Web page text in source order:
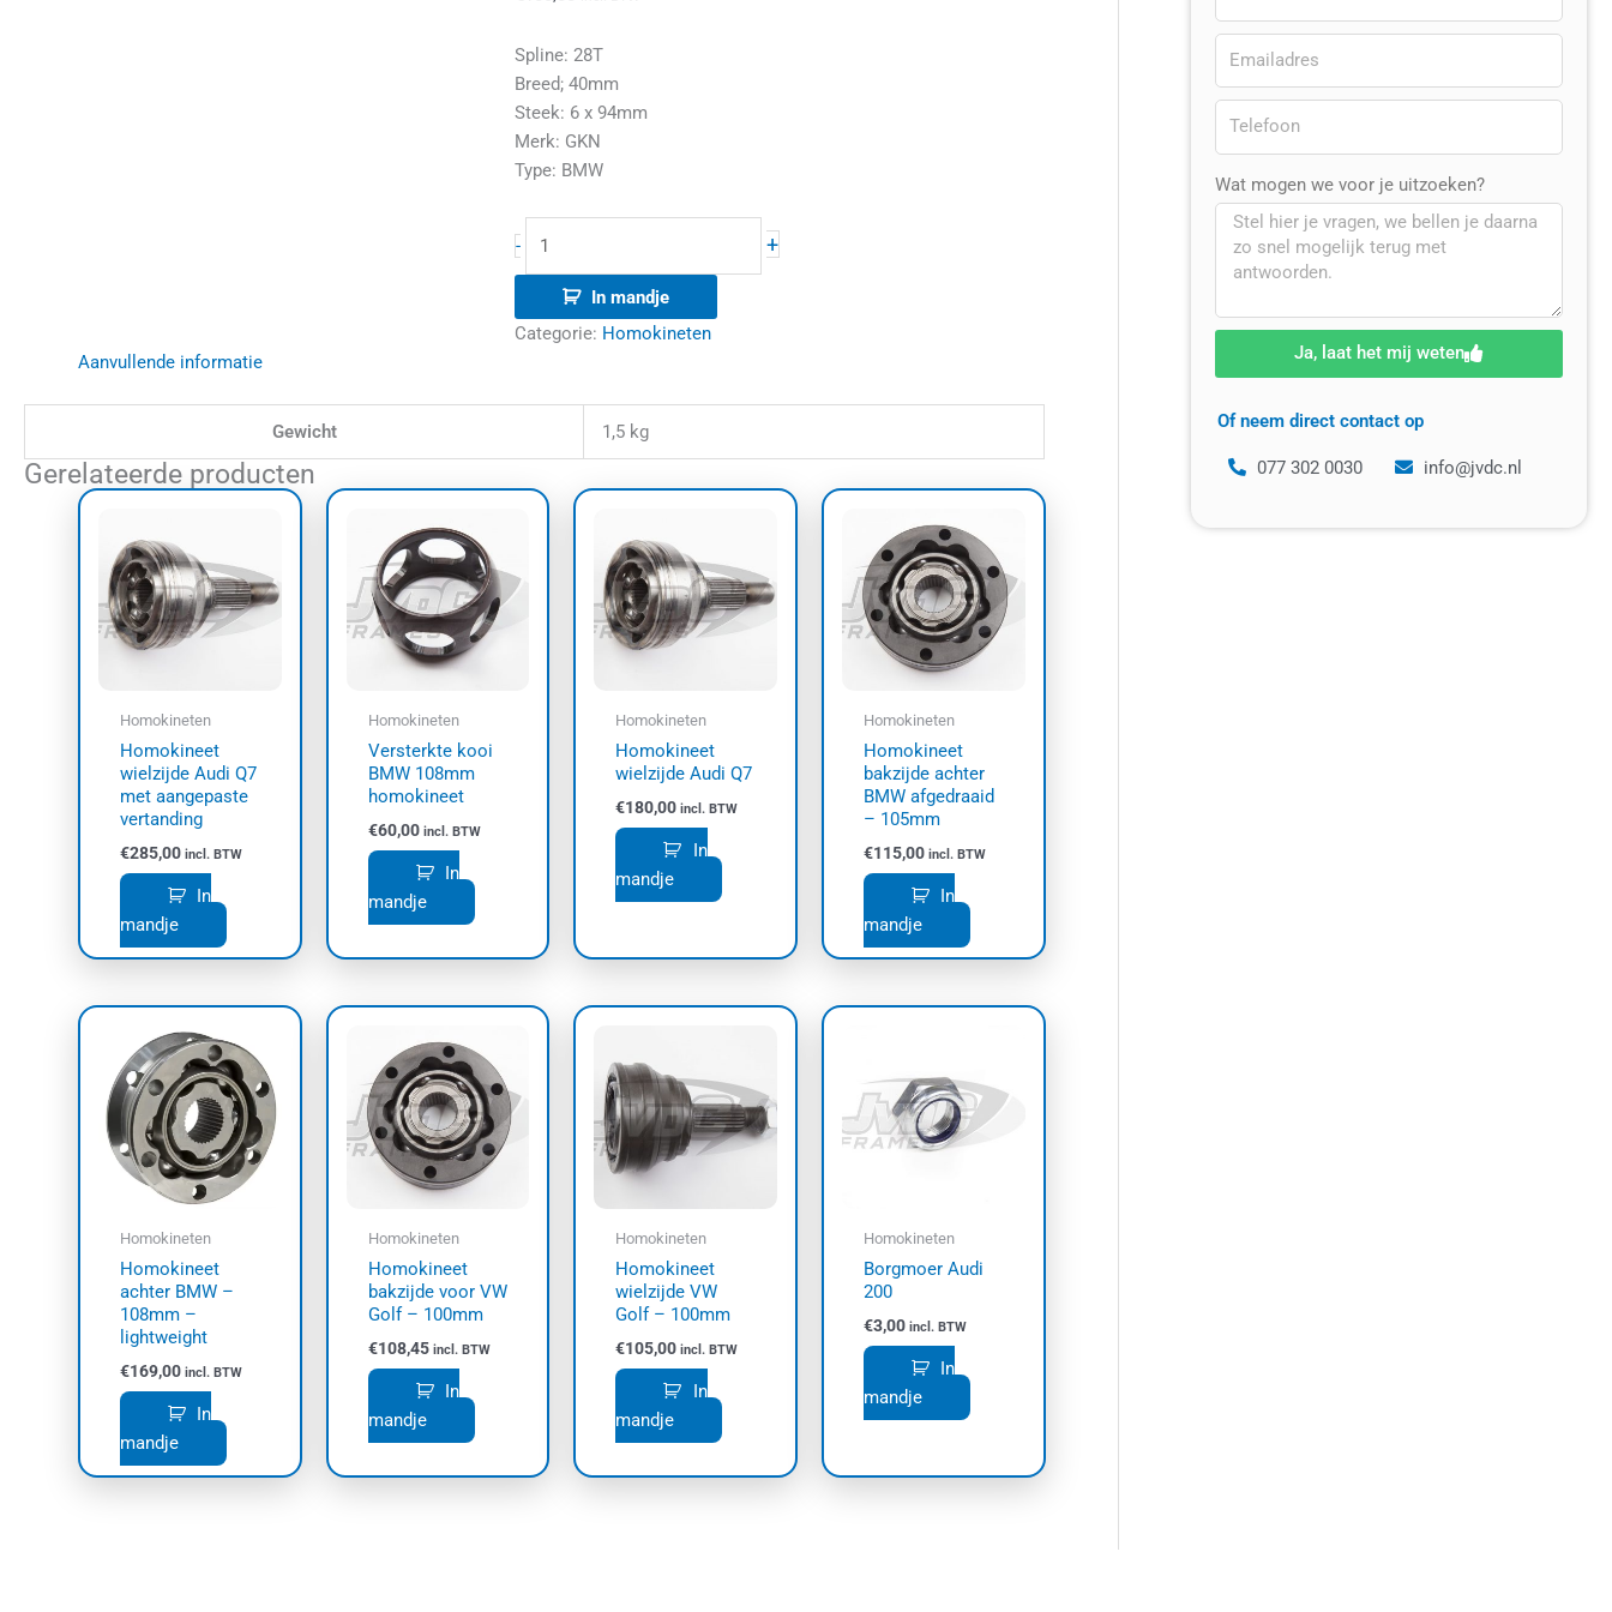
Spline: 28T
Breed; 40mm
Steek: 6 x 94mm
Merk: GKN
Type: BMW
- +
In mandje
Categorie: Homokineten
Aanvullende informatie
Gewicht 1,5 kg
Gerelateerde producten
Homokineten
Homokineet
wielzijde Audi Q7
met aangepaste
vertanding
€285,00 incl. BTW
In
mandje
Homokineten
Versterkte kooi
BMW 108mm
homokineet
€60,00 incl. BTW
In
mandje
Homokineten
Homokineet
wielzijde Audi Q7
€180,00 incl. BTW
In
mandje
Homokineten
Homokineet
bakzijde achter
BMW afgedraaid
– 105mm
€115,00 incl. BTW
In
mandje
Homokineten
Homokineet
achter BMW –
108mm –
lightweight
€169,00 incl. BTW
In
mandje
Homokineten
Homokineet
bakzijde voor VW
Golf – 100mm
€108,45 incl. BTW
In
mandje
Homokineten
Homokineet
wielzijde VW
Golf – 100mm
€105,00 incl. BTW
In
mandje
Homokineten
Borgmoer Audi
200
€3,00 incl. BTW
In
mandje
Wat mogen we voor je uitzoeken?
Ja, laat het mij weten
Of neem direct contact op
077 302 0030 info@jvdc.nl